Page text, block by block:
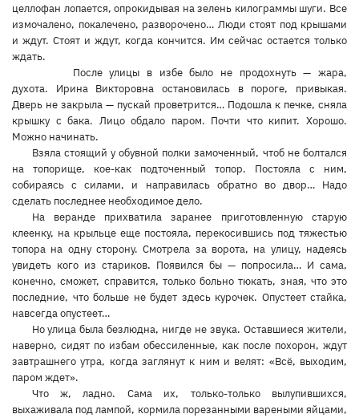
целлофан лопается, опрокидывая на зелень килограммы шуги. Все
измочалено, покалечено, разворочено… Люди стоят под крышами
и ждут. Стоят и ждут, когда кончится. Им сейчас остается только
ждать.
После улицы в избе было не продохнуть — жара,
духота. Ирина Викторовна остановилась в пороге, привыкая.
Дверь не закрыла — пускай проветрится… Подошла к печке, сняла
крышку с бака. Лицо обдало паром. Почти что кипит. Хорошо.
Можно начинать.
Взяла стоящий у обувной полки замоченный, чтоб не болтался
на топорище, кое-как подточенный топор. Постояла с ним,
собираясь с силами, и направилась обратно во двор… Надо
сделать последнее необходимое дело.
На веранде прихватила заранее приготовленную старую
клеенку, на крыльце еще постояла, перекосившись под тяжестью
топора на одну сторону. Смотрела за ворота, на улицу, надеясь
увидеть кого из стариков. Появился бы — попросила… И сама,
конечно, сможет, справится, только больно тюкать, зная, что это
последние, что больше не будет здесь курочек. Опустеет стайка,
навсегда опустеет…
Но улица была безлюдна, нигде не звука. Оставшиеся жители,
наверно, сидят по избам обессиленные, как после похорон, ждут
завтрашнего утра, когда заглянут к ним и велят: «Всё, выходим,
паром ждет».
Что ж, ладно. Сама их, только-только вылупившихся,
выхаживала под лампой, кормила порезанными вареными яйцами,